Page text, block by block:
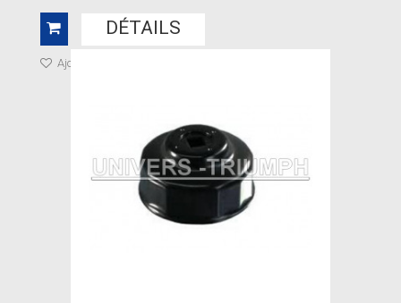
DÉTAILS
Ajouter à ma liste de cadeaux